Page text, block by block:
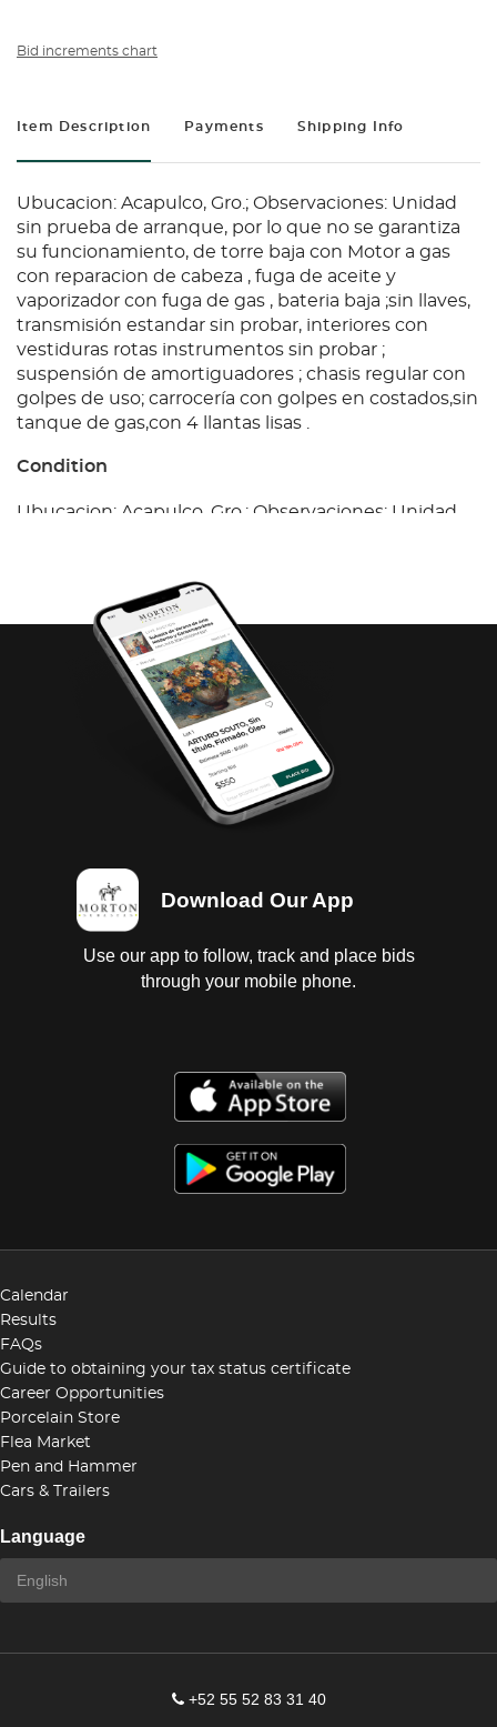
Bid increments chart
Item Description Payments Shipping Info
Ubucacion: Acapulco, Gro.; Observaciones: Unidad
sin prueba de arranque, por lo que no se garantiza
su funcionamiento, de torre baja con Motor a gas
con reparacion de cabeza , fuga de aceite y
vaporizador con fuga de gas , bateria baja ;sin llaves,
transmisión estandar sin probar, interiores con
vestiduras rotas instrumentos sin probar ;
suspensión de amortiguadores ; chasis regular con
golpes de uso; carrocería con golpes en costados,sin
tanque de gas,con 4 llantas lisas .
Condition
Ubucacion: Acapulco, Gro.; Observaciones: Unidad
con reparacion de cabeza , fuga de aceite y
vaporizador con fuga de gas , bateria baja ;sin llaves,
transmisión estandar sin probar, interiores con
vestiduras rotas instrumentos sin probar ;
suspensión de amortiguadores ; chasis regular con
golpes de uso; carrocería con golpes en costados,sin
tanque de gas,con 4 llantas lisas .
Download Our App
Use our app to follow, track and place bids
through your mobile phone.
Calendar
Results
FAQs
Guide to obtaining your tax status certificate
Career Opportunities
Porcelain Store
Flea Market
Pen and Hammer
Cars & Trailers
Language
+52 55 52 83 31 40